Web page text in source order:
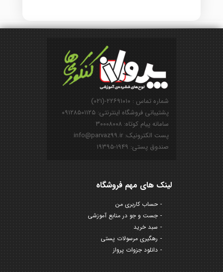
شماره تماس : ۲۲۶۹۱۰۱۰-(۰۲۱)
پشتیبانی فروشگاه اینترنتی: ۰۹۱۲۸۵۰۱۱۲۵
سامانه پیام کوتاه: ۳۰۰۰۸۰۰۸
پست الکترونیک: info@parvaz99.ir
صندوق پستی: ۱۹۴۹-۱۹۳۹۵
لینک های مهم فروشگاه
حساب کاربری من
جست و جو در منابع آموزشی
سبد خرید
رهگیری مرسولات پستی
دانلود جزوات پرواز